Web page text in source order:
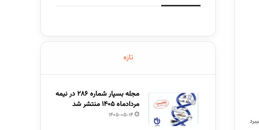
تازه
مجله بسپار شماره 286 در نیمه
مردادماه 1405 منتشر شد
1405-05-14